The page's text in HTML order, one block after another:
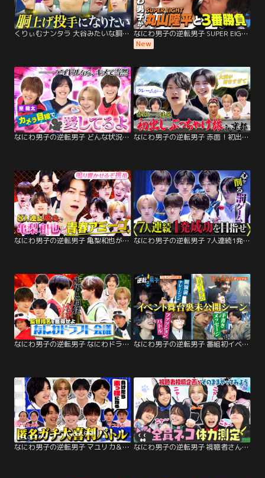
くりぃむナンタラ 大谷みたいな胴上げ投手になりたい！目指せ、5人連続成功！！（2026/03/09放送分）
なにわ男子の逆転男子 SUPER EIGHT丸山隆平が参戦！匂い当て対決で大接近！
New
なにわ男子の逆転男子 どんな状況でもカメラ目線で「愛してるよ」対決！室龍太参戦！ なにわ男子の逆転男子 赤面！初出しぶっちゃけ旅in京都 大橋＆西畑の異常な愛情告白！
なにわ男子の逆転男子 亀梨和也が登場！全員成功で最高の青春アミーゴがしたい！ なにわ男子の逆転男子 7人連続1発成功なるか！？「一発成功男子」心を削る罰ゲーム
なにわ男子の逆転男子 なにわドラフト会議！指名争い＆手押し相撲ガチバトル！ なにわ男子の逆転男子 番組初イベント舞台裏に完全密着！【未公開版】
なにわ男子の逆転男子 マユリカ＆ママタルト参戦！匿名で芸人とガチ大喜利対決！！ なにわ男子の逆転男子 視聴者さんの夢企画！全員ネコになってガチ体力測定！